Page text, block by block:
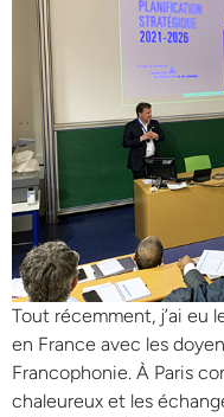
Tout récemment, j’ai eu
en France avec les
Francophonie. À Paris
chaleureux et les